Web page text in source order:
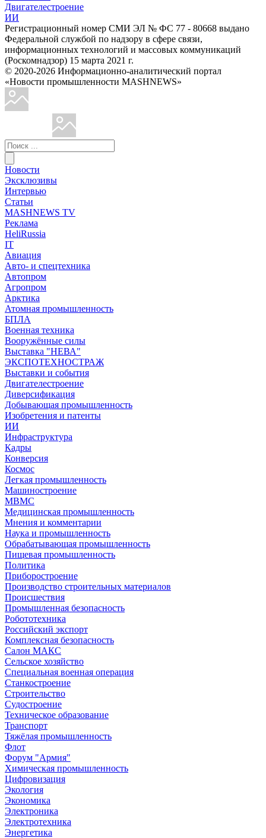
Двигателестроение
ИИ
Регистрационный номер СМИ ЭЛ № ФС 77 - 80668 выдано
Федеральной службой по надзору в сфере связи,
информационных технологий и массовых коммуникаций
(Роскомнадзор) 15 марта 2021 г.
© 2020-2026 Информационно-аналитический портал
«Новости промышленности MASHNEWS»
Новости
Эксклюзивы
Интервью
Статьи
MASHNEWS TV
Реклама
HeliRussia
IT
Авиация
Авто- и спецтехника
Автопром
Агропром
Арктика
Атомная промышленность
БПЛА
Военная техника
Вооружённые силы
Выставка "НЕВА"
ЭКСПОТЕХНОСТРАЖ
Выставки и события
Двигателестроение
Диверсификация
Добывающая промышленность
Изобретения и патенты
ИИ
Инфраструктура
Кадры
Конверсия
Космос
Легкая промышленность
Машиностроение
МВМС
Медицинская промышленность
Мнения и комментарии
Наука и промышленность
Обрабатывающая промышленность
Пищевая промышленность
Политика
Приборостроение
Производство строительных материалов
Происшествия
Промышленная безопасность
Робототехника
Российский экспорт
Комплексная безопасность
Салон МАКС
Сельское хозяйство
Специальная военная операция
Станкостроение
Строительство
Судостроение
Техническое образование
Транспорт
Тяжёлая промышленность
Флот
Форум "Армия"
Химическая промышленность
Цифровизация
Экология
Экономика
Электроника
Электротехника
Энергетика